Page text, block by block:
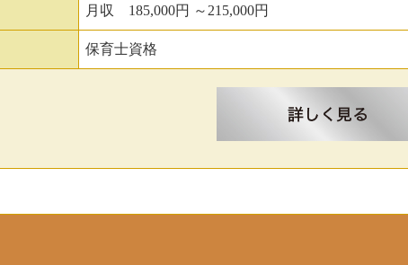
月収 185,000円 ～215,000円
保育士資格